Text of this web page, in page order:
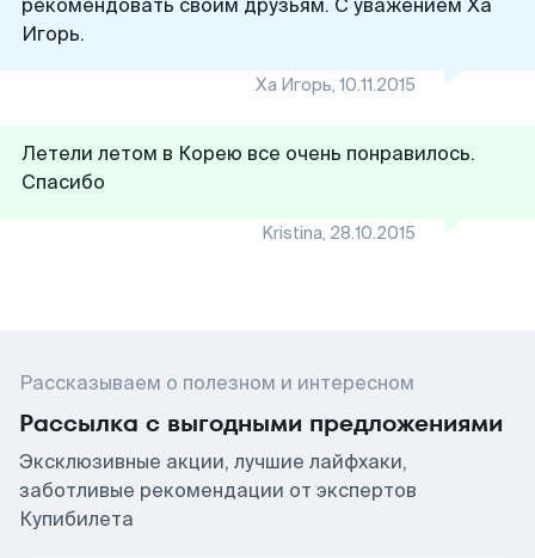
рекомендовать своим друзьям. С уважением Ха
Игорь.
Ха Игорь, 10.11.2015
Летели летом в Корею все очень понравилось.
Спасибо
Kristina, 28.10.2015
Рассказываем о полезном и интересном
Рассылка с выгодными предложениями
Эксклюзивные акции, лучшие лайфхаки,
заботливые рекомендации от экспертов
Купибилета